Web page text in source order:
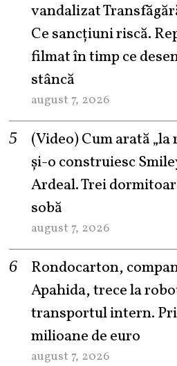
vandalizat
Ce sancțiuni riscă.
filmat în timp ce
stâncă
august 7, 2026
(Video) Cum arată „la
şi-o construiesc
Ardeal. Trei
sobă
august 7, 2026
Rondocarton,
Apahida, trece la
transportul intern.
milioane de euro
august 7, 2026